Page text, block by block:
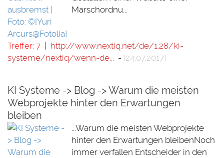
Marschordnu...
Treffer: 7
http://www.nextiq.net/de/1.28/ki-
systeme/nextiq/wenn-de... - [24.07.2017]
KI Systeme -> Blog -> Warum die meisten
Webprojekte hinter den Erwartungen
bleiben
...Warum die meisten Webprojekte
hinter den Erwartungen bleibenNoch
immer verfallen Entscheider in den